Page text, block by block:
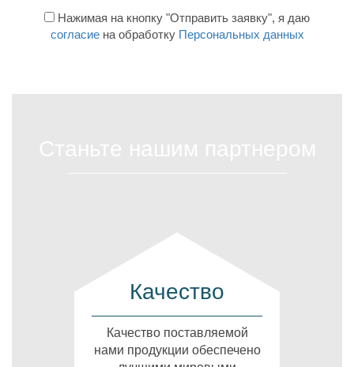
Нажимая на кнопку "Отправить заявку", я даю
согласиена обработку Персональных данных
Качество
Качество поставляемой
нами продукции обеспечено